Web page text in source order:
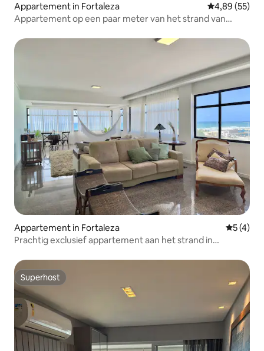
Appartement in Fortaleza Gemiddelde
4,89 (55)
Appartement op een paar meter van het strand van
Appartement in Fortaleza
5 (4)
Prachtig exclusief appartement aan het strand in
Superhost
Superhost